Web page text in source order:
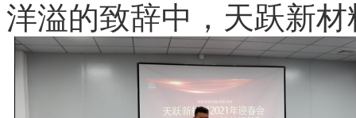
洋溢的致辞中 ， 天跃新材